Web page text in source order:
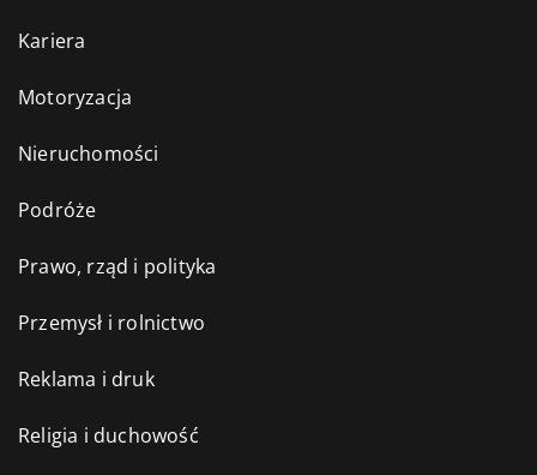
Kariera
Motoryzacja
Nieruchomości
Podróże
Prawo, rząd i polityka
Przemysł i rolnictwo
Reklama i druk
Religia i duchowość